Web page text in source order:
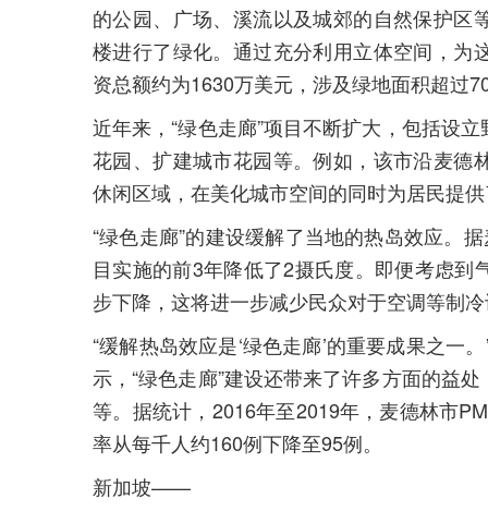
的公园、广场、溪流以及城郊的自然保护区
楼进行了绿化。通过充分利用立体空间，为
资总额约为1630万美元，涉及绿地面积超过
近年来，“绿色走廊”项目不断扩大，包括设
花园、扩建城市花园等。例如，该市沿麦德
休闲区域，在美化城市空间的同时为居民提
“绿色走廊”的建设缓解了当地的热岛效应。
目实施的前3年降低了2摄氏度。即便考虑
步下降，这将进一步减少民众对于空调等制
“缓解热岛效应是‘绿色走廊’的重要成果之一
示，“绿色走廊”建设还带来了许多方面的益
等。据统计，2016年至2019年，麦德林市
率从每千人约160例下降至95例。
新加坡——